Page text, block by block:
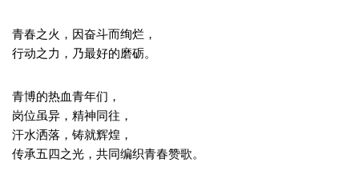
青春之火，因奋斗而绚烂，
行动之力，乃最好的磨砺。
青博的热血青年们，
岗位虽异，精神同往，
汗水洒落，铸就辉煌，
传承五四之光，共同编织青春赞歌。